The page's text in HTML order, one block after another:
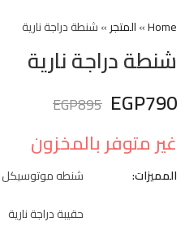
Home
»المتجر»شنطة دراجة نارية
شنطة دراجة نارية
EGP790
EGP895
غير متوفر بالمخزون
المميزات:
شنطه موتوسيكل
حقيبة دراجة نارية